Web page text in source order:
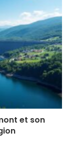
et son